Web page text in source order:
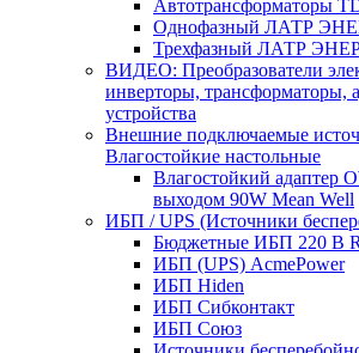
Автотрансформаторы
Однофазный ЛАТР
Трехфазный ЛАТР
ВИДЕО: Преобразователи
инверторы, трансформаторы,
устройства
Внешние подключаемые
Влагостойкие настольные
Влагостойкий адаптер
выходом 90W Mean Well
ИБП / UPS (Источники
Бюджетные ИБП 220 В
ИБП (UPS) AcmePower
ИБП Hiden
ИБП Сибконтакт
ИБП Союз